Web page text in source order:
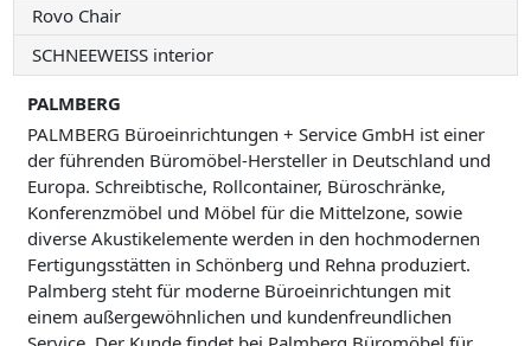
Rovo Chair
SCHNEEWEISS interior
PALMBERG
PALMBERG Büroeinrichtungen + Service GmbH ist einer
der führenden Büromöbel-Hersteller in Deutschland und
Europa. Schreibtische, Rollcontainer, Büroschränke,
Konferenzmöbel und Möbel für die Mittelzone, sowie
diverse Akustikelemente werden in den hochmodernen
Fertigungsstätten in Schönberg und Rehna produziert.
Palmberg steht für moderne Büroeinrichtungen mit
einem außergewöhnlichen und kundenfreundlichen